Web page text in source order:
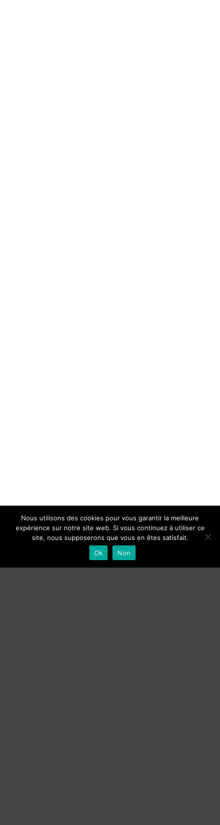
Nous utilisons des cookies pour vous garantir la meilleure
expérience sur notre site web. Si vous continuez à utiliser ce
site, nous supposerons que vous en êtes satisfait.
Ok
Non